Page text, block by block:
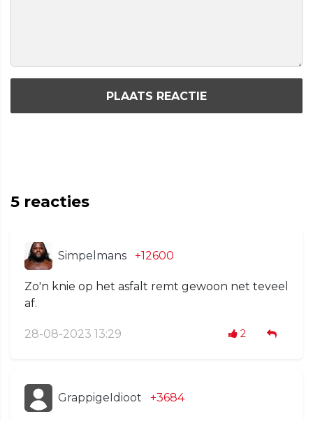
PLAATS REACTIE
5 reacties
Simpelmans +12600
Zo'n knie op het asfalt remt gewoon net teveel
af.
28-08-2023 13:29 2
GrappigeIdioot +3684